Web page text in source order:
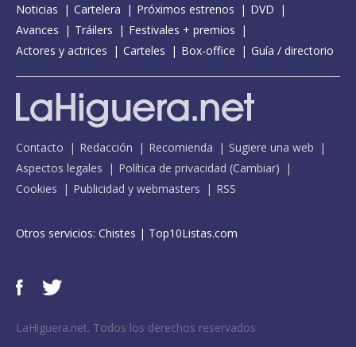
Noticias Cartelera Próximos estrenos
DVD
Avances
Tráilers
Festivales + premios
Actores y actrices
Carteles Box-office Guía / directorio
Contacto Redacción Recomienda
Sugiere una web
Aspectos legales
Política de privacidad (Cambiar)
Cookies
Publicidad y webmasters RSS
Otros servicios: Chistes | Top10Listas.com
LaHiguera.net. Todos los derechos reservados